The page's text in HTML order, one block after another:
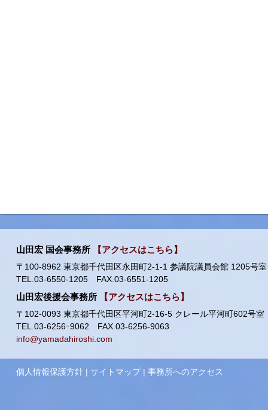
山田宏 国会事務所 【アクセスはこちら】
〒100-8962 東京都千代田区永田町2-1-1 参議院議員会館 1205号室
TEL.03-6550-1205 FAX.03-6551-1205
山田宏後援会事務所 【アクセスはこちら】
〒102-0093 東京都千代田区平河町2-16-5 クレール平河町602号室
TEL.03-6256ｰ9062 FAX.03-6256-9063
info@yamadahiroshi.com
個人情報保護方針 |サイトマップ |事務所へのアクセス